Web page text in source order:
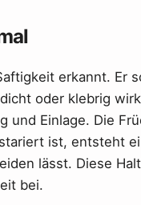
erkannt. Er
oder klebrig
und Einlage. Die
ist, entsteht
lässt. Diese
bei.